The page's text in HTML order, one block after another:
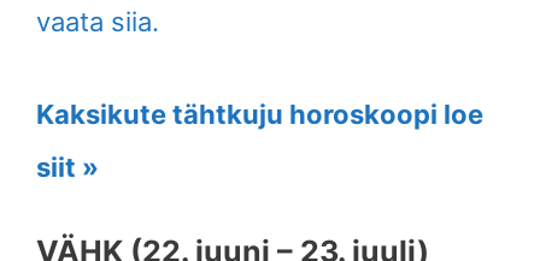
vaata siia.
Kaksikute tähtkuju horoskoopi loe
siit »
VÄHK (22. juuni – 23. juuli)